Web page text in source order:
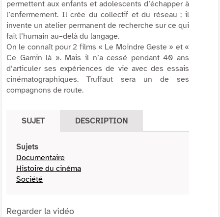
permettent aux enfants et adolescents d’échapper à
l’enfermement. Il crée du collectif et du réseau ; il
invente un atelier permanent de recherche sur ce qui
fait l’humain au–delà du langage.
On le connaît pour 2 films « Le Moindre Geste » et «
Ce Gamin là ». Mais il n’a cessé pendant 40 ans
d’articuler ses expériences de vie avec des essais
cinématographiques. Truffaut sera un de ses
compagnons de route.
SUJET DESCRIPTION
Sujets
Documentaire
Histoire du cinéma
Société
Regarder la vidéo